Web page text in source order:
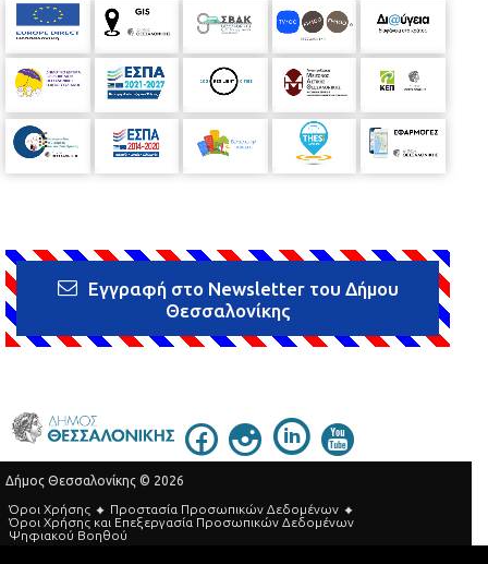
Εγγραφή στο Newsletter του Δήμου
Θεσσαλονίκης
Δήμος Θεσσαλονίκης © 2026
Όροι Χρήσης
Προστασία Προσωπικών Δεδομένων
Όροι Xρήσης και Eπεξεργασία Προσωπικών Δεδομένων
Ψηφιακού Βοηθού